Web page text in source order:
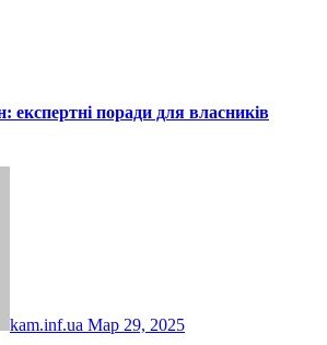
експертні поради для власників
kam.inf.ua Мар 29, 2025